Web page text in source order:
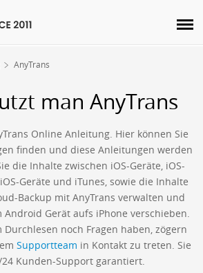
AnyTrans
man AnyTrans
Online Anleitung. Hier können Sie
finden und diese Anleitungen werden
die Inhalte zwischen iOS-Geräte, iOS-
Geräte und iTunes, sowie die Inhalte
Backup mit AnyTrans verwalten und
Android Gerät aufs iPhone verschieben.
Durchlesen noch Fragen haben, zögern
Supportteam in Kontakt zu treten. Sie
Kunden-Support garantiert.